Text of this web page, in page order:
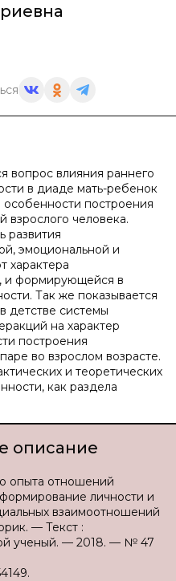
вопрос влияния раннего
в диаде мать-ребенок
построения
взрослого человека.
развития
эмоциональной и
характера
и формирующейся в
Так же показывается
детстве системы
на характер
построения
во взрослом возрасте.
и теоретических
как раздела
описание
опыта отношений
личности и
взаимоотношений
— Текст :
ученый. — 2018. — № 47